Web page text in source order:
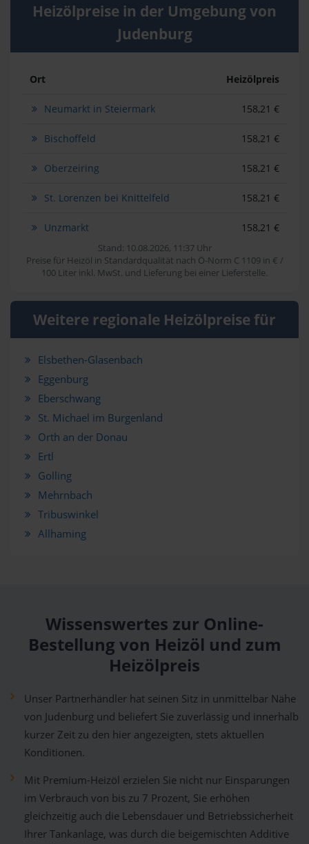
Heizölpreise in der Umgebung von
Judenburg
Ort Heizölpreis
Neumarkt in Steiermark 158,21 €
Bischoffeld 158,21 €
Oberzeiring 158,21 €
St. Lorenzen bei Knittelfeld 158,21 €
Unzmarkt 158,21 €
Stand: 10.08.2026, 11:37 Uhr
Preise für Heizöl in Standardqualität nach Ö-Norm C 1109 in € /
100 Liter inkl. MwSt. und Lieferung bei einer Lieferstelle.
Weitere regionale Heizölpreise für
Elsbethen-Glasenbach
Eggenburg
Eberschwang
St. Michael im Burgenland
Orth an der Donau
Ertl
Golling
Mehrnbach
Tribuswinkel
Allhaming
Wissenswertes zur Online-
Bestellung von Heizöl und zum
Heizölpreis
Unser Partnerhändler hat seinen Sitz in unmittelbar Nähe
von Judenburg und beliefert Sie zuverlässig und innerhalb
kurzer Zeit zu den hier angezeigten, stets aktuellen
Konditionen.
Mit Premium-Heizöl erzielen Sie nicht nur Einsparungen
im Verbrauch von bis zu 7 Prozent, Sie erhöhen
gleichzeitig auch die Lebensdauer und Betriebssicherheit
Ihrer Tankanlage, was durch die beigemischten Additive